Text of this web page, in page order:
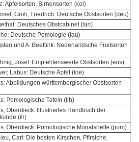
Apfelsorten, Birnensorten (kol)
Groh, Friedrich: Deutsche Obstsorten (deu)
Deutsches Obstcabinet (lan)
Deutsche Pomologie (lau)
und A. Beeftink: Nederlandsche Fruitsorten
Josef: Empfehlenswerte Obstsorten (eos)
Labus: Deutsche Äpfel (loe)
Abbildungen württembergischer Obstsorten
Pomologische Tafeln (tih)
Oberdieck: Illustriertes Handbuch der
(ih)
Oberdieck: Pomologische Monatshefte (pom)
Carl: Die besten Kirschen, Pfirsiche,